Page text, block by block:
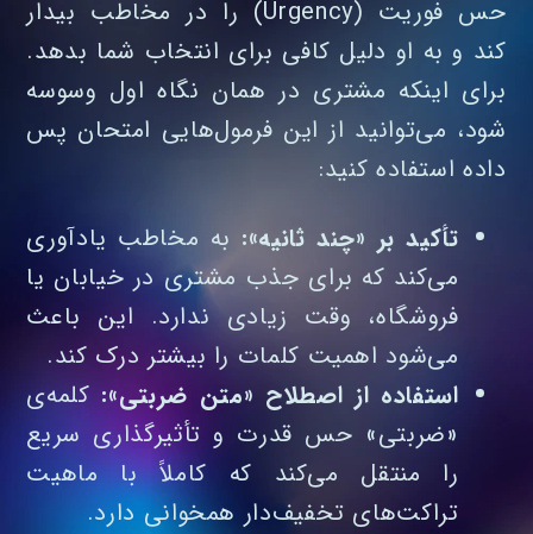
حس فوریت (Urgency) را در مخاطب بیدار
کند و به او دلیل کافی برای انتخاب شما بدهد.
برای اینکه مشتری در همان نگاه اول وسوسه
شود، می‌توانید از این فرمول‌هایی امتحان‌ پس‌
داده استفاده کنید:
تأکید بر «چند ثانیه»: به مخاطب یادآوری
می‌کند که برای جذب مشتری در خیابان یا
فروشگاه، وقت زیادی ندارد. این باعث
می‌شود اهمیت کلمات را بیشتر درک کند.
استفاده از اصطلاح «متن ضربتی»: کلمه‌ی
«ضربتی» حس قدرت و تأثیرگذاری سریع
را منتقل می‌کند که کاملاً با ماهیت
تراکت‌های تخفیف‌دار همخوانی دارد.